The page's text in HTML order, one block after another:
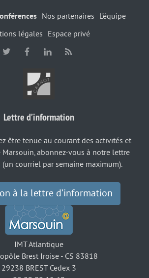
Nos partenaires
L’équipe
légales
Espace privé
Lettre d’information
être tenue au courant des activités et
abonnez-vous à notre lettre
(un courriel par semaine maximum).
à la lettre d’information
IMT Atlantique
Brest Iroise - CS 83818
29238 BREST Cedex 3